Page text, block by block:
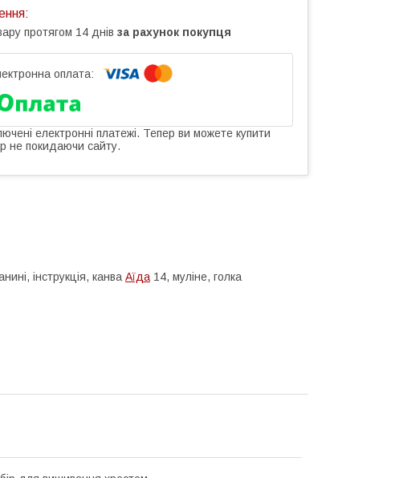
протягом 14 днів за рахунок покупця
електронні платежі. Тепер ви можете купити
не покидаючи сайту.
інструкція, канва Аїда 14, муліне, голка